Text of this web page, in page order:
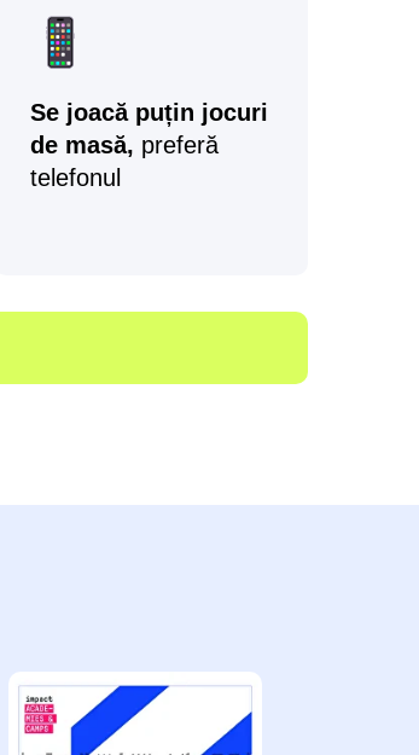
Se joacă puțin jocuri
de masă, preferă
telefonul